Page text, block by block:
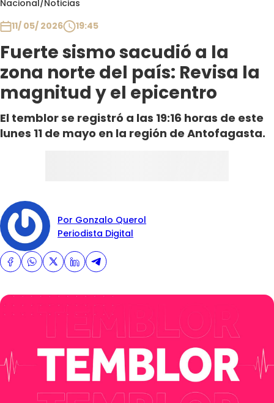
Nacional/Noticias
11/ 05/ 2026
19:45
Fuerte sismo sacudió a la
zona norte del país: Revisa la
magnitud y el epicentro
El temblor se registró a las 19:16 horas de este
lunes 11 de mayo en la región de Antofagasta.
Por Gonzalo Querol
Periodista Digital
Club De La Comedia
Contigo en Directo
Plan Perfecto
El Tiempo
Sabingo
Todos Los Programas